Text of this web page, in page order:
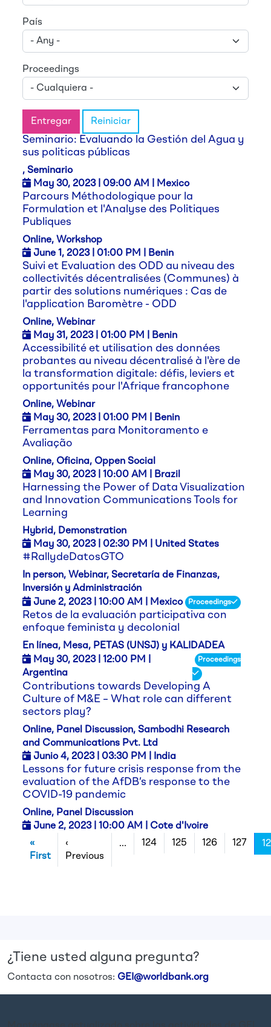
País
Proceedings
Entregar Reiniciar
Seminario: Evaluando la Gestión del Agua y
sus politicas públicas
, Seminario
May 30, 2023| 09:00 AM | Mexico
Parcours Méthodologique pour la
Formulation et l'Analyse des Politiques
Publiques
Online, Workshop
June 1, 2023| 01:00 PM | Benin
Suivi et Evaluation des ODD au niveau des
collectivités décentralisées (Communes) à
partir des solutions numériques : Cas de
l'application Baromètre - ODD
Online, Webinar
May 31, 2023| 01:00 PM | Benin
Accessibilité et utilisation des données
probantes au niveau décentralisé à l'ère de
la transformation digitale: défis, leviers et
opportunités pour l'Afrique francophone
Online, Webinar
May 30, 2023| 01:00 PM | Benin
Ferramentas para Monitoramento e
Avaliação
Online, Oficina, Oppen Social
May 30, 2023| 10:00 AM | Brazil
Harnessing the Power of Data Visualization
and Innovation Communications Tools for
Learning
Hybrid, Demonstration
May 30, 2023| 02:30 PM | United States
#RallydeDatosGTO
In person, Webinar, Secretaría de Finanzas,
Inversión y Administración
June 2, 2023| 10:00 AM | Mexico Proceedings
Retos de la evaluación participativa con
enfoque feminista y decolonial
En línea, Mesa, PETAS (UNSJ) y KALIDADEA
May 30, 2023| 12:00 PM |
Argentina
Proceedings
Contributions towards Developing A
Culture of M&E – What role can different
sectors play?
Online, Panel Discussion, Sambodhi Research
and Communications Pvt. Ltd
Junio 4, 2023| 03:30 PM | India
Lessons for future crisis response from the
evaluation of the AfDB’s response to the
COVID-19 pandemic
Online, Panel Discussion
June 2, 2023| 10:00 AM | Cote d'Ivoire
Pagination
«
FirstFirst page
‹
Previous Previous page
… 124 125 126 127
¿Tiene usted alguna pregunta?
Contacta con nosotros: GEI@worldbank.org